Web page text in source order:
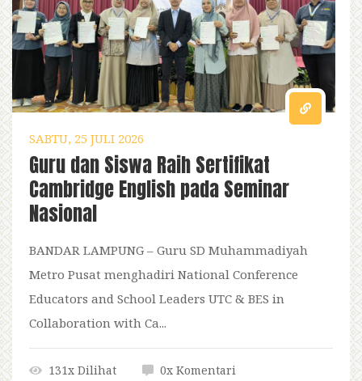
SABTU, 25 JULI 2026
Guru dan Siswa Raih Sertifikat
Cambridge English pada Seminar
Nasional
BANDAR LAMPUNG – Guru SD Muhammadiyah
Metro Pusat menghadiri National Conference
Educators and School Leaders UTC & BES in
Collaboration with Ca...
131x Dilihat 0x Komentari